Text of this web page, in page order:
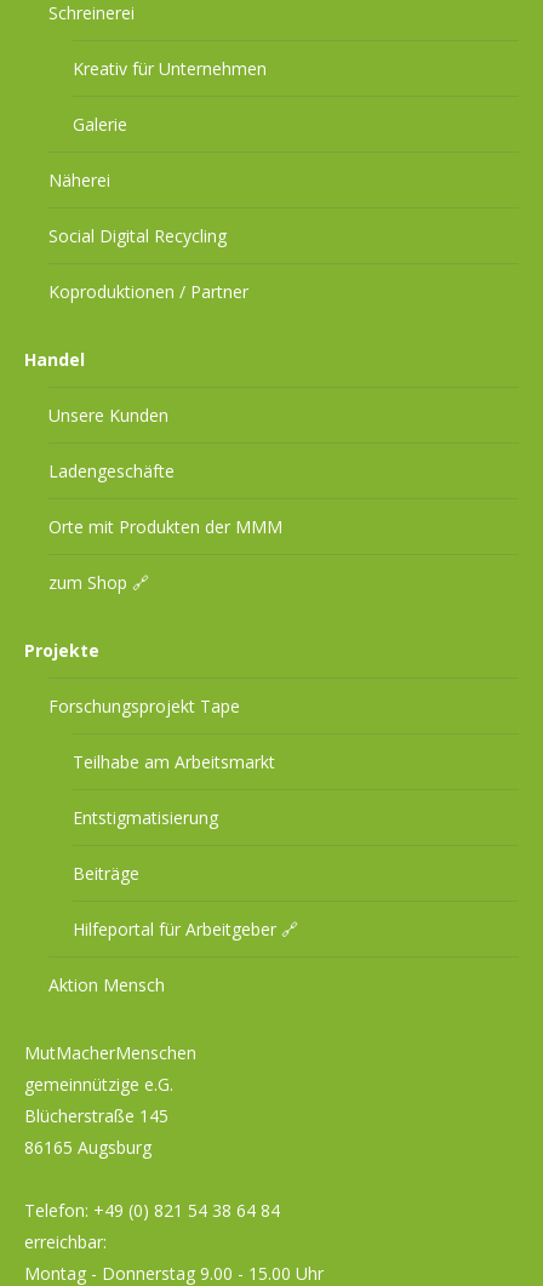
Schreinerei
Kreativ für Unternehmen
Galerie
Näherei
Social Digital Recycling
Koproduktionen / Partner
Handel
Unsere Kunden
Ladengeschäfte
Orte mit Produkten der MMM
zum Shop 🔗
Projekte
Forschungsprojekt Tape
Teilhabe am Arbeitsmarkt
Entstigmatisierung
Beiträge
Hilfeportal für Arbeitgeber 🔗
Aktion Mensch
MutMacherMenschen
gemeinnützige e.G.
Blücherstraße 145
86165 Augsburg
Telefon: +49 (0) 821 54 38 64 84
erreichbar:
Montag - Donnerstag 9.00 - 15.00 Uhr